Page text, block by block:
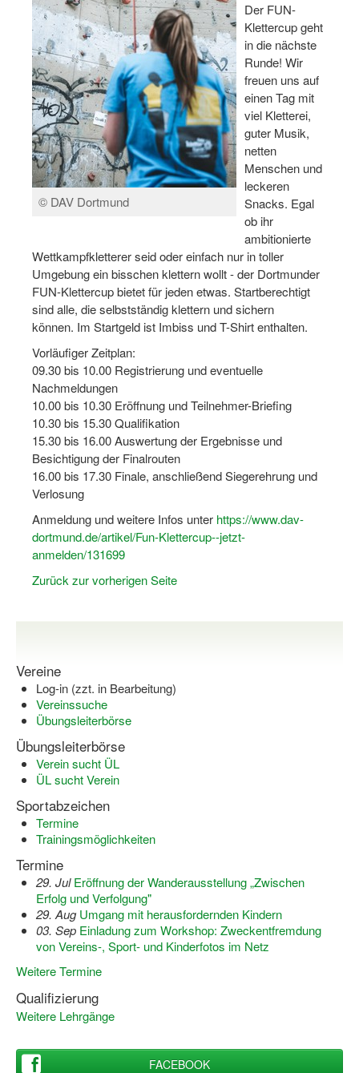
Dortmund lernt Schwimmen
Mädchen in Mannschaftssportarten
Bewegungszwerge
Bewegungskindergarten
Mini-Sportabzeichen
Sportgutschein 4.0
SportartCheck
Sport vor Ort
Integration durch Sport
NRW bewegt seine KINDER!
Bewegt zu Hause
Bewegt ÄLTER werden in NRW!
Bewegt GESUND bleiben in NRW!
Aktionen zu "Bewegt Älter werden" / "Bewegt gesund
Bewegungsmodel
SSB-Sport
Gymnastik und Entspannung für Frauen
Koronarsport
Reha-Sportangebote in NRW suchen
Sportjugend
Wir über uns "Leitbild"
Vorstand Sportjugend
Vereinsentwicklung – Zeig dein Profil
Ferienfreizeiten
Sporthelferforum
Kinder- und Jugendqualifizierung
Kinderschutz im Sport
© DAV Dortmund
Der FUN-
Klettercup geht
in die nächste
Runde! Wir
freuen uns auf
einen Tag mit
viel Kletterei,
guter Musik,
netten
Menschen und
leckeren
Snacks. Egal
ob ihr
ambitionierte
Wettkampfkletterer seid oder einfach nur in toller
Umgebung ein bisschen klettern wollt - der Dortmunder
FUN-Klettercup bietet für jeden etwas. Startberechtigt
sind alle, die selbstständig klettern und sichern
können. Im Startgeld ist Imbiss und T-Shirt enthalten.
Vorläufiger Zeitplan:
09.30 bis 10.00 Registrierung und eventuelle
Nachmeldungen
10.00 bis 10.30 Eröffnung und Teilnehmer-Briefing
10.30 bis 15.30 Qualifikation
15.30 bis 16.00 Auswertung der Ergebnisse und
Besichtigung der Finalrouten
16.00 bis 17.30 Finale, anschließend Siegerehrung und
Verlosung
Anmeldung und weitere Infos unter https://www.dav-
dortmund.de/artikel/Fun-Klettercup--jetzt-
anmelden/131699
Zurück zur vorherigen Seite
Vereine
Log-in (zzt. in Bearbeitung)
Vereinssuche
Übungsleiterbörse
Übungsleiterbörse
Verein sucht ÜL
ÜL sucht Verein
Sportabzeichen
Termine
Trainingsmöglichkeiten
Termine
29. Jul Eröffnung der Wanderausstellung „Zwischen
Erfolg und Verfolgung"
29. Aug Umgang mit herausfordernden Kindern
03. Sep Einladung zum Workshop: Zweckentfremdung
von Vereins-, Sport- und Kinderfotos im Netz
Weitere Termine
Qualifizierung
Weitere Lehrgänge
FACEBOOK